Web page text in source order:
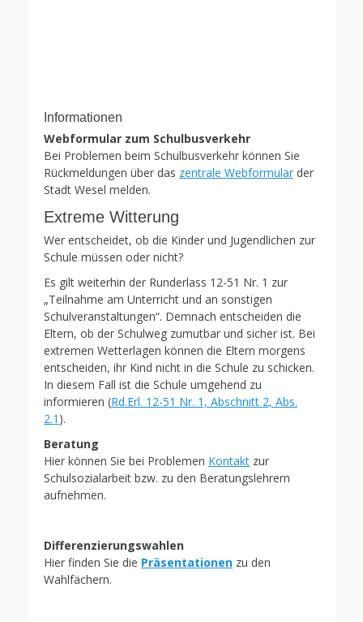
Informationen
Webformular zum Schulbusverkehr
Bei Problemen beim Schulbusverkehr können Sie
Rückmeldungen über das zentrale Webformular der
Stadt Wesel melden.
Extreme Witterung
Wer entscheidet, ob die Kinder und Jugendlichen zur
Schule müssen oder nicht?
Es gilt weiterhin der Runderlass 12-51 Nr. 1 zur
„Teilnahme am Unterricht und an sonstigen
Schulveranstaltungen“. Demnach entscheiden die
Eltern, ob der Schulweg zumutbar und sicher ist. Bei
extremen Wetterlagen können die Eltern morgens
entscheiden, ihr Kind nicht in die Schule zu schicken.
In diesem Fall ist die Schule umgehend zu
informieren (Rd.Erl. 12-51 Nr. 1, Abschnitt 2, Abs.
2.1 ).
Beratung
Hier können Sie bei Problemen Kontakt zur
Schulsozialarbeit bzw. zu den Beratungslehrern
aufnehmen.
Differenzierungswahlen
Hier finden Sie die Präsentationen zu den
Wahlfächern.